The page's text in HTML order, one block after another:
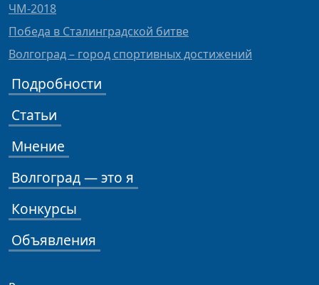
ЧМ-2018
Победа в Сталинградской битве
Волгоград – город спортивных достижений
Подробности
Статьи
Мнение
Волгоград — это я
Конкурсы
Объявления